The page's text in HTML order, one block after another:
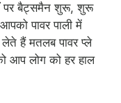
पर बैट्समैन शुरू, शुरू
पावर पाली में
लेते हैं मतलब पावर प्ले
आप लोग को हर हाल